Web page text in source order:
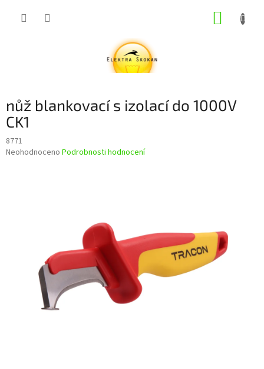
nůž blankovací s izolací do 1000V
CK1
8771
Průměrné
Neohodnoceno Podrobnosti hodnocení